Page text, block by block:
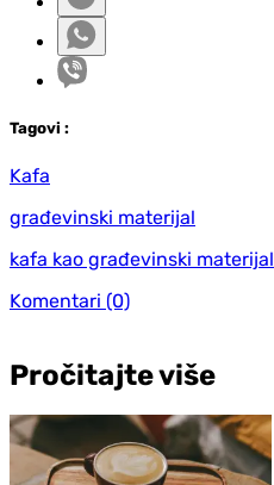
Tagovi :
Kafa
građevinski materijal
kafa kao građevinski materijal
Komentari (0)
Pročitajte više